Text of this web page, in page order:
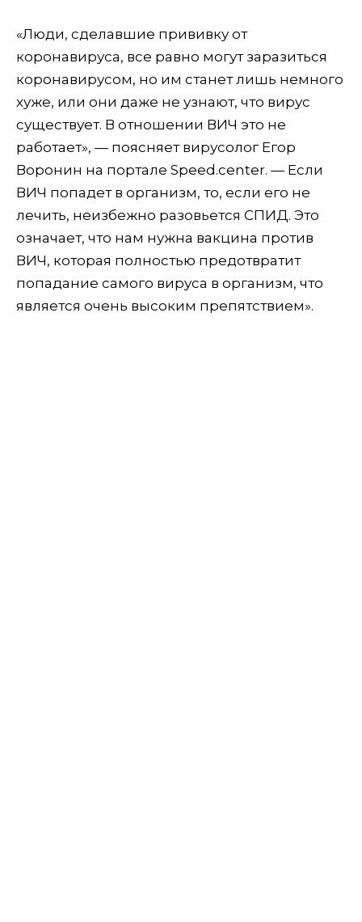
«Люди, сделавшие прививку от
коронавируса, все равно могут заразиться
коронавирусом, но им станет лишь немного
хуже, или они даже не узнают, что вирус
существует. В отношении ВИЧ это не
работает», — поясняет вирусолог Егор
Воронин на портале Speed.center. — Если
ВИЧ попадет в организм, то, если его не
лечить, неизбежно разовьется СПИД. Это
означает, что нам нужна вакцина против
ВИЧ, которая полностью предотвратит
попадание самого вируса в организм, что
является очень высоким препятствием».